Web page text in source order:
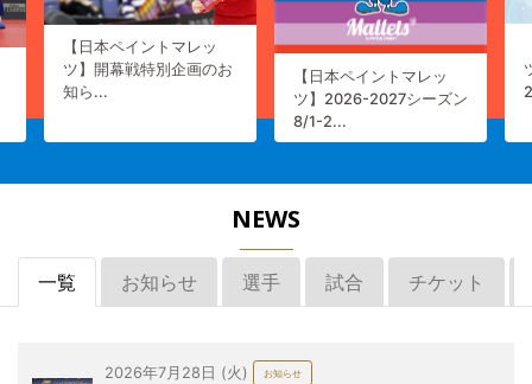
【日本ペイントマレッ
ツ】開幕戦特別企画のお
知ら...
【日本ペイントマレッ
ツ】2026-2027シーズン
8/1-2...
NEWS
一覧 お知らせ 選手 試合 チケット
2026年7月28日 (火) お知らせ